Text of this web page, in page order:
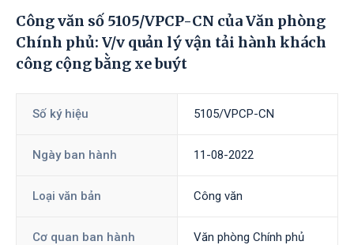
Công văn số 5105/VPCP-CN của Văn phòng
Chính phủ: V/v quản lý vận tải hành khách
công cộng bằng xe buýt
Số ký hiệu 5105/VPCP-CN
Ngày ban hành 11-08-2022
Loại văn bản Công văn
Cơ quan ban hành Văn phòng Chính phủ